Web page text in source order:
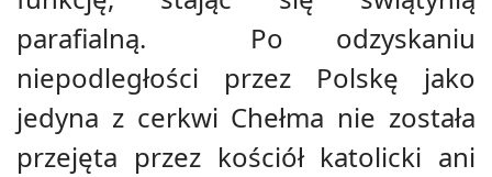
parafialną. Po odzyskaniu
niepodległości przez Polskę jako
jedyna z cerkwi Chełma nie została
przejęta przez kościół katolicki ani